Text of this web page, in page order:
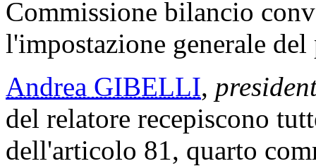
Commissione bilancio
l'impostazione generale
Andrea GIBELLI,
del relatore recepiscono
dell'articolo 81, quarto